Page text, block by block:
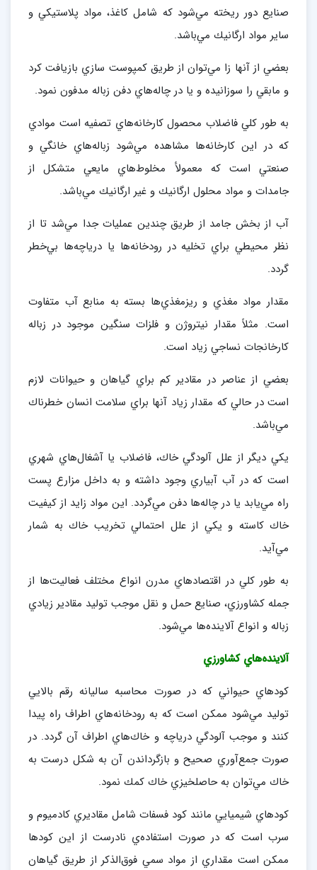
صنايع دور ريخته مي‌شود كه شامل كاغذ، مواد پلاستيكي و
ساير مواد ارگانيك مي‌باشد.
بعضي از آنها زا مي‌توان از طريق كمپوست‌ سازي بازيافت كرد
و مابقي را سوزانيده و يا در چاله‌هاي دفن زباله مدفون نمود.
به طور كلي فاضلاب محصول كارخانه‌هاي تصفيه است موادي
كه در اين كارخانه‌ها مشاهده مي‌شود زباله‌هاي خانگي و
صنعتي است كه معمولأ مخلوط‌هاي مايعي متشكل از
جامدات و مواد محلول ارگانيك و غير ارگانيك مي‌باشد.
آب از بخش جامد از طريق چندين عمليات جدا مي‌شد تا از
نظر محيطي براي تخليه در رودخانه‌ها يا درياچه‌ها بي‌خطر
گردد.
مقدار مواد مغذي و ريزمغذي‌ها بسته به منابع آب متفاوت
است. مثلاً مقدار نيتروژن و فلزات سنگين موجود در زباله
كارخانجات نساجي زياد است.
بعضي از عناصر در مقادير كم براي گياهان و حيوانات لازم
است در حالي كه مقدار زياد آنها براي سلامت انسان خطرناك
مي‌باشد.
يكي ديگر از علل آلودگي خاك، فاضلاب يا آشغال‌هاي شهري
است كه در آب آبياري وجود داشته و به داخل مزارع پست
راه مي‌يابد يا در چاله‌ها دفن مي‌گردد. اين مواد زايد از كيفيت
خاك كاسته و يكي از علل احتمالي تخريب خاك به شمار
مي‌آيد.
به طور كلي در اقتصادهاي مدرن انواع مختلف فعاليت‌ها از
جمله كشاورزي، صنايع حمل و نقل موجب توليد مقادير زيادي
زباله و انواع آلاينده‌ها مي‌شود.
آلاينده‌هاي كشاورزي
كودهاي حيواني كه در صورت محاسبه ساليانه رقم بالايي
توليد مي‌شود ممكن است كه به رودخانه‌هاي اطراف راه پيدا
كنند و موجب آلودگي درياچه و خاك‌هاي اطراف آن گردد. در
صورت جمع‌آوري صحيح و بازگرداندن آن به شكل درست به
خاك مي‌توان به حاصلخيزي خاك كمك نمود.
كودهاي شيميايي مانند كود فسفات شامل مقاديري كادميوم و
سرب است كه در صورت استفاده‌ي نادرست از اين كودها
ممكن است مقداري از مواد سمي فوق‌الذكر از طريق گياهان